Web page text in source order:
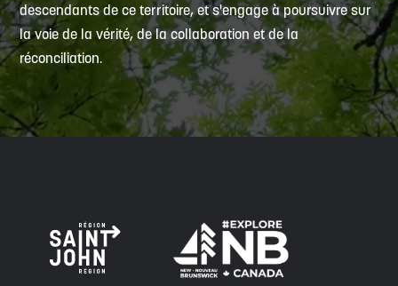
descendants de ce territoire, et s'engage à poursuivre sur
la voie de la vérité, de la collaboration et de la
réconciliation.